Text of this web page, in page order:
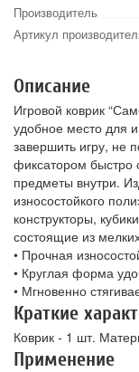
Производитель
Артикул
Описание
Игровой коврик
удобное место для
завершить игру, не
фиксатором быстро
предметы внутри.
износостойкого
конструкторы,
состоящие из
• Прочная
• Круглая форма
• Мгновенно
Краткие
Коврик - 1 шт.
Применение